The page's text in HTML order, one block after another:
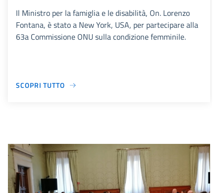
Il Ministro per la famiglia e le disabilità, On. Lorenzo
Fontana, è stato a New York, USA, per partecipare alla
63a Commissione ONU sulla condizione femminile.
SCOPRI TUTTO